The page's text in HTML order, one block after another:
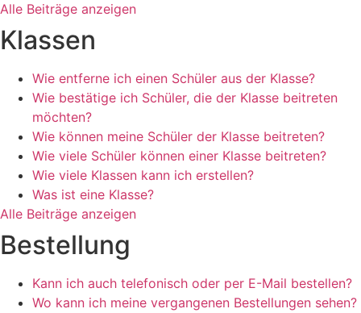
Alle Beiträge anzeigen
Klassen
Wie entferne ich einen Schüler aus der Klasse?
Wie bestätige ich Schüler, die der Klasse beitreten
möchten?
Wie können meine Schüler der Klasse beitreten?
Wie viele Schüler können einer Klasse beitreten?
Wie viele Klassen kann ich erstellen?
Was ist eine Klasse?
Alle Beiträge anzeigen
Bestellung
Kann ich auch telefonisch oder per E-Mail bestellen?
Wo kann ich meine vergangenen Bestellungen sehen?